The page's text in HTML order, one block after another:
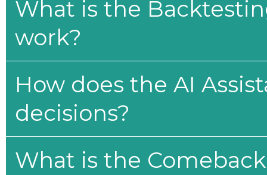
What is the
work?
How does the AI
decisions?
What is the